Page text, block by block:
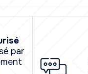
par